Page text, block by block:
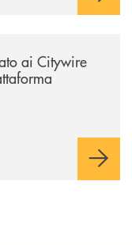
ai Citywire